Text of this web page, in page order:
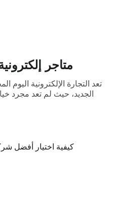
متاجر
تعد التجارة الإلكترونية اليوم
الجديد، حيث لم تعد مجرد